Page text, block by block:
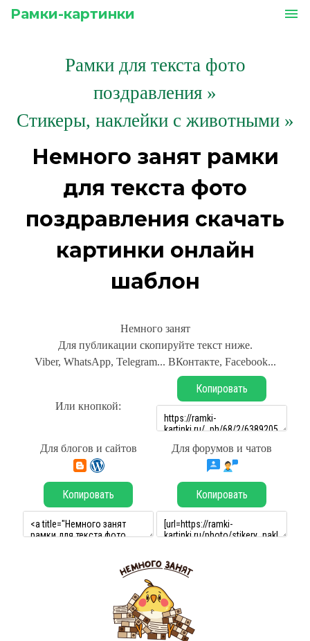
Рамки-картинки menu
Рамки для текста фото
поздравления »
Стикеры, наклейки с животными »
Немного занят рамки
для текста фото
поздравления скачать
картинки онлайн
шаблон
Немного занят
Для публикации скопируйте текст ниже.
Viber, WhatsApp, Telegram... ВКонтакте, Facebook...
Или кнопкой:
Копировать
Для блогов и сайтов Для форумов и чатов
Копировать Копировать